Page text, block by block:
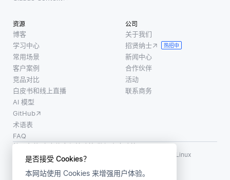
是否接受 Cookies？
本网站使用 Cookies 来增强用户体验。
资源
博客
学习中心
常用场景
客户案例
竞品对比
白皮书和线上直播
AI 模型
GitHub
术语表
FAQ
公司
关于我们
招贤纳士
热招中
新闻中心
合作伙伴
活动
联系商务
使用条款·个人信息保护政策·数据安全政策
LF AI、LF AI & Data、Milvus，以及相关的开源项目名称为 Linux
Foundation 所有商标
版权所有 ©2026 上海赜睿信息科技有限公司保留所有权利